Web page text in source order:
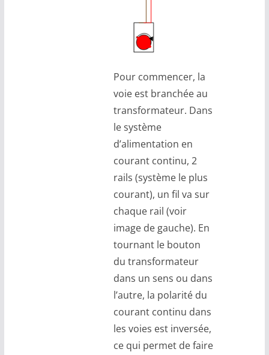
Pour commencer, la
voie est branchée au
transformateur. Dans
le système
d’alimentation en
courant continu, 2
rails (système le plus
courant), un fil va sur
chaque rail (voir
image de gauche). En
tournant le bouton
du transformateur
dans un sens ou dans
l’autre, la polarité du
courant continu dans
les voies est inversée,
ce qui permet de faire